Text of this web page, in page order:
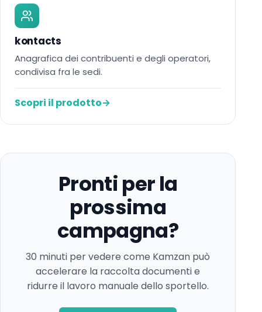
kontacts
Anagrafica dei contribuenti e degli operatori,
condivisa fra le sedi.
Scopri il prodotto→
Pronti per la
prossima
campagna?
30 minuti per vedere come Kamzan può
accelerare la raccolta documenti e
ridurre il lavoro manuale dello sportello.